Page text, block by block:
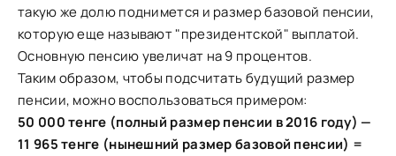
такую же долю поднимется и размер базовой пенсии,
которую еще называют "президентской" выплатой.
Основную пенсию увеличат на 9 процентов.
Таким образом, чтобы подсчитать будущий размер
пенсии, можно воспользоваться примером:
50 000 тенге (полный размер пенсии в 2016 году) —
11 965 тенге (нынешний размер базовой пенсии) =